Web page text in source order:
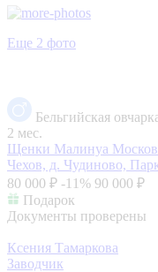
Еще 2 фото
Бельгийская
2 мес.
Щенки Малинуа
Чехов, д. Чудиново,
80 000 ₽ -11% 90 000 ₽
Подарок
Документы проверены
Ксения Тамаркова
Заводчик